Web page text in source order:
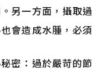
另一方面，攝取
會造成水腫，必
密：過於嚴苛的